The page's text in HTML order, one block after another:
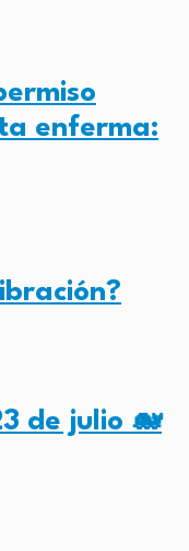
enferma:
de julio 🐋